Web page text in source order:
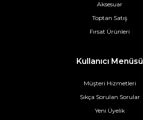
Aksesuar
Toptan Satış
Fırsat Ürünleri
Kullanıcı Menüsü
Müşteri Hizmetleri
Sıkça Sorulan Sorular
Yeni Üyelik